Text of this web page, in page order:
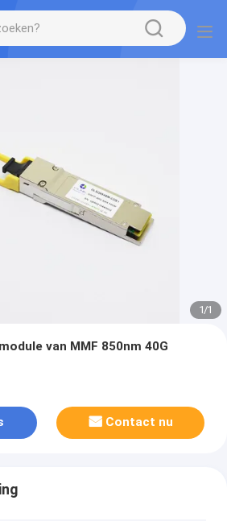
1/1
van MMF 850nm 40G
Contact nu